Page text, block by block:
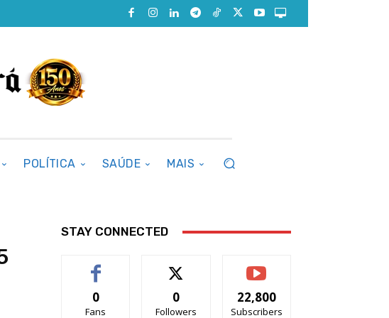
POLÍTICA SAÚDE MAIS
STAY CONNECTED
0
Fans
0
Followers
22,800
Subscribers